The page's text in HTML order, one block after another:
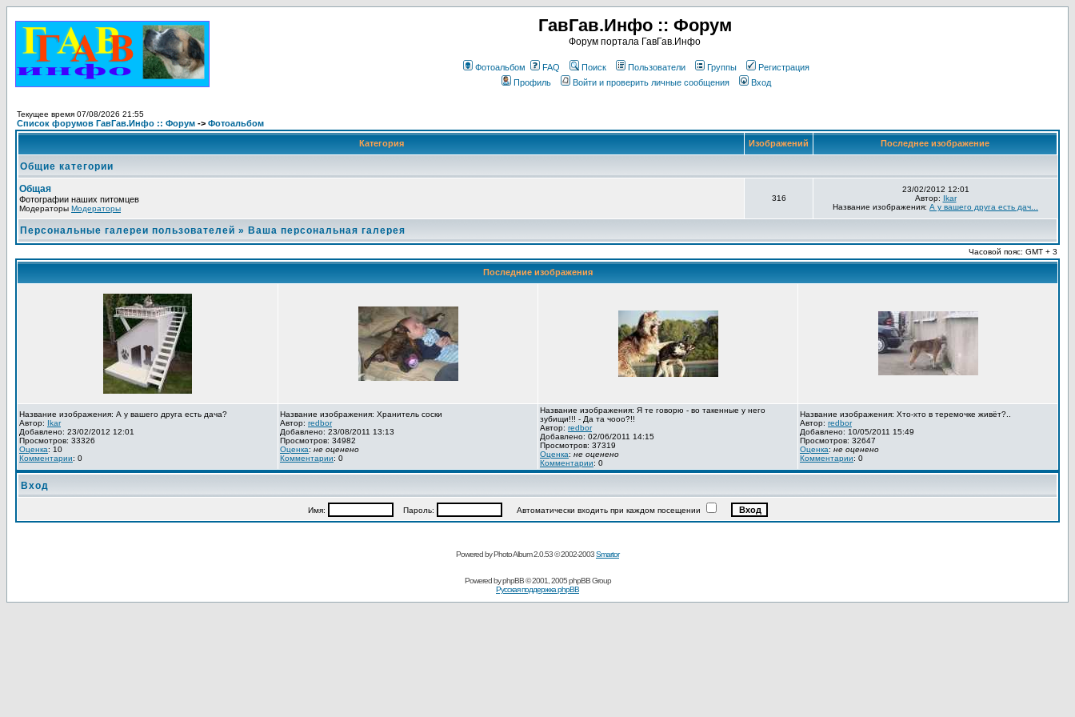
ГавГав.Инфо :: Форум
Форум портала ГавГав.Инфо
Фотоальбом FAQ Поиск Пользователи Группы
Регистрация
Профиль
Войти и проверить личные сообщения Вход
Текущее время 07/08/2026 21:55
Список форумов ГавГав.Инфо :: Форум -> Фотоальбом
Категория Изображений Последнее изображение
Общие категории
Общая
Фотографии наших питомцев
Модераторы Модераторы
316
23/02/2012 12:01
Автор: Ikar
Название изображения: А у вашего друга есть дач...
Персональные галереи пользователей » Ваша персональная галерея
Часовой пояс: GMT + 3
Последние изображения
Название изображения: А у вашего друга есть дача?
Автор: Ikar
Добавлено: 23/02/2012 12:01
Просмотров: 33326
Оценка: 10
Комментарии: 0
Название изображения: Хранитель соски
Автор: redbor
Добавлено: 23/08/2011 13:13
Просмотров: 34982
Оценка: не оценено
Комментарии: 0
Название изображения: Я те говорю - во такенные у него
зубищи!!! - Да та чооо?!!
Автор: redbor
Добавлено: 02/06/2011 14:15
Просмотров: 37319
Оценка: не оценено
Комментарии: 0
Название изображения: Хто-хто в теремочке живёт?..
Автор: redbor
Добавлено: 10/05/2011 15:49
Просмотров: 32647
Оценка: не оценено
Комментарии: 0
Вход
Имя: Пароль: Автоматически входить при каждом посещении
Powered by Photo Album 2.0.53 © 2002-2003Smartor
Powered byphpBB© 2001, 2005 phpBB Group
Русская поддержка phpBB